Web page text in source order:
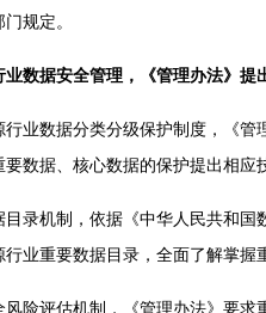
规定。
业数据安全管理，《管理办法》提
数据分类分级保护制度，《管
数据、核心数据的保护提出相应
机制，依据《中华人民共和国
业重要数据目录，全面了解掌握
评估机制，《管理办法》要求